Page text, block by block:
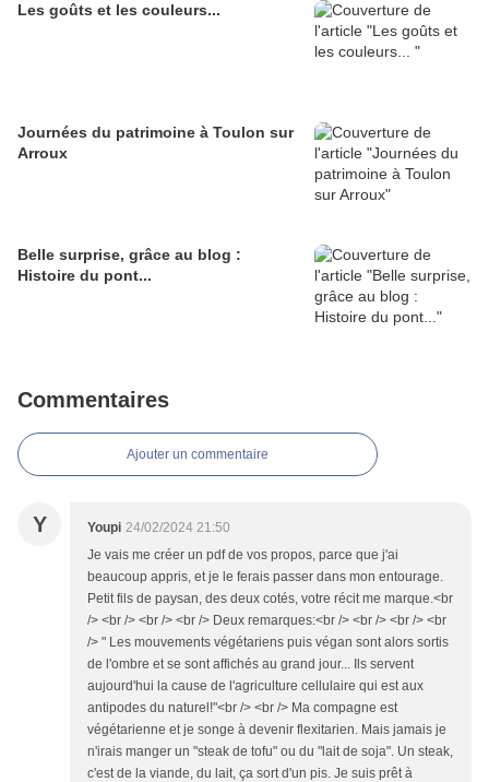
Les goûts et les couleurs...
Journées du patrimoine à Toulon sur
Arroux
Belle surprise, grâce au blog :
Histoire du pont...
Commentaires
Ajouter un commentaire
Y Youpi 24/02/2024 21:50
Je vais me créer un pdf de vos propos, parce que j'ai
beaucoup appris, et je le ferais passer dans mon entourage.
Petit fils de paysan, des deux cotés, votre récit me marque.<br
/> <br /> <br /> <br /> Deux remarques:<br /> <br /> <br /> <br
/> " Les mouvements végétariens puis végan sont alors sortis
de l'ombre et se sont affichés au grand jour... Ils servent
aujourd'hui la cause de l'agriculture cellulaire qui est aux
antipodes du naturel!"<br /> <br /> Ma compagne est
végétarienne et je songe à devenir flexitarien. Mais jamais je
n'irais manger un "steak de tofu" ou du "lait de soja". Un steak,
c'est de la viande, du lait, ça sort d'un pis. Je suis prêt à